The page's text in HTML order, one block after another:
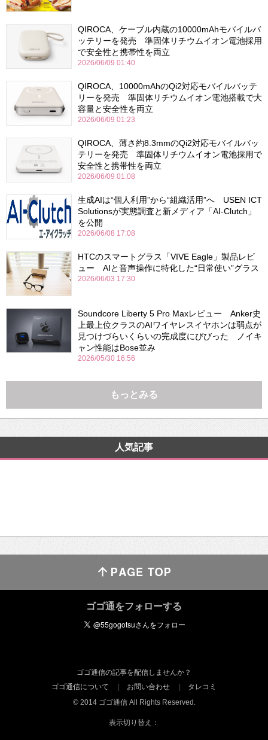
QIROCA、ケーブル内蔵の10000mAhモバイルバ
ッテリーを発売 準固体リチウムイオン電池採用
で安全性と携帯性を両立
2026/06/09 01:40
QIROCA、10000mAhのQi2対応モバイルバッテ
リーを発売 準固体リチウムイオン電池搭載で大
容量と安全性を両立
2026/06/09 01:23
QIROCA、薄さ約8.3mmのQi2対応モバイルバッ
テリーを発売 準固体リチウムイオン電池採用で
安全性と携帯性を両立
2026/06/09 01:08
生成AIは“個人利用”から“組織活用”へ USEN ICT
Solutionsが実態調査と新メディア「AI-Clutch」
を公開
2026/06/08 17:08
HTCのスマートグラス「VIVE Eagle」製品レビ
ュー AIと音声操作に特化した“日常使い”グラス
2026/06/03 17:30
Soundcore Liberty 5 Pro Maxレビュー Anker史
上最上位クラスのAIワイヤレスイヤホンは弱点が
見つけづらいくらいの完成度にびびった ノイキ
ャン性能はBose並み
2026/05/30 16:56
もっとみる
人気記事
ゴゴ通をフォローする
ゴゴ通信の記事を配信しませんか？
ゴゴ通信について
お問い合わせ
タレコミ
© 2014 ゴゴ通信 All Rights Reserved.
表示切り替え：